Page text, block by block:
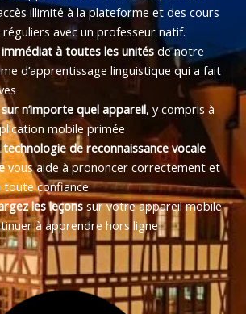
illimité à la plateforme et des cours
avec un professeur natif.
immédiat à toutes les unitésde notre
d’apprentissage linguistique qui a fait
n’importe quel appareil, y compris à
mobile primée
de reconnaissance vocale
vous aide à prononcer correctement et
toute confiance
les leçonssur votre appareil mobile
à apprendre hors ligne